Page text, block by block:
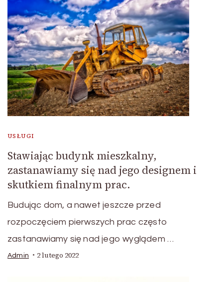
USŁUGI
Stawiając budynk mieszkalny,
zastanawiamy się nad jego designem i
skutkiem finalnym prac.
Budując dom, a nawet jeszcze przed
rozpoczęciem pierwszych prac często
zastanawiamy się nad jego wyglądem …
Admin 2 lutego 2022